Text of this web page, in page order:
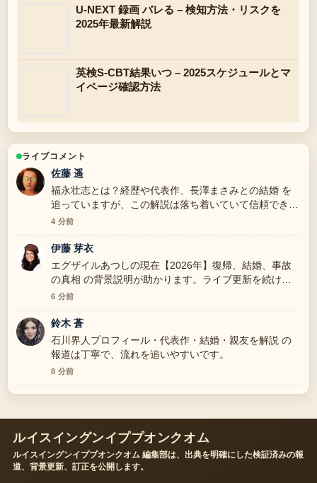
U-NEXT 録画 バレる – 検知方法・リスクを
2025年最新解説
英検S-CBT結果いつ – 2025スケジュールとマ
イページ確認方法
ライブコメント
佐藤 遥
福永壮志とは？経歴や代表作、長澤まさみとの結婚 を
追っていますが、この解説は落ち着いていて信頼できま
す。
4 分前
伊藤 芽衣
エグザイルあつしの現在【2026年】復帰、結婚、事故
の真相 の背景説明が助かります。ライブ更新を続けて
ください。
6 分前
鈴木 蒼
石川界人プロフィール・代表作・結婚・親友を解説 の
報道は丁寧で、流れを追いやすいです。
8 分前
ルイスイングンイププオンクオム
ルイスイングンイププオンクオム 編集部は、出典を明確にした検証済みの報
道、背景更新、訂正を公開します。